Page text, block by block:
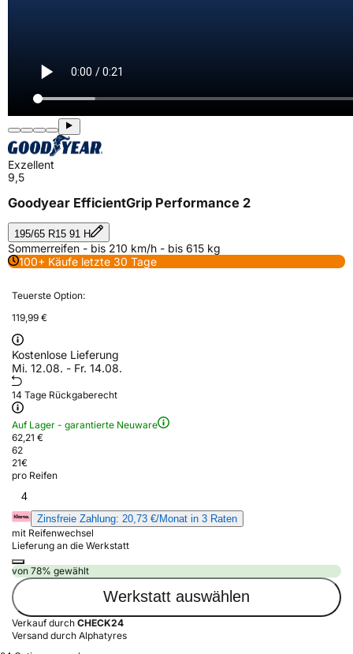
Exzellent
9,5
Goodyear EfficientGrip Performance 2
195/65 R15 91 H
Sommerreifen - bis 210 km/h - bis 615 kg
100+ Käufe letzte 30 Tage
Teuerste Option:
119,99 €
Kostenlose Lieferung
Mi. 12.08. - Fr. 14.08.
14 Tage Rückgaberecht
Auf Lager - garantierte Neuware
62,21 €
62
21€
pro Reifen
4
Zinsfreie Zahlung: 20,73 €/Monat in 3 Raten
mit Reifenwechsel
Lieferung an die Werkstatt
von 78% gewählt
Werkstatt auswählen
Verkauf durch CHECK24
Versand durch Alphatyres